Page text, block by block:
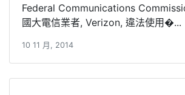
Federal Communications
國大電信業者, Verizon, 違法使用�...
10 11 月, 2014